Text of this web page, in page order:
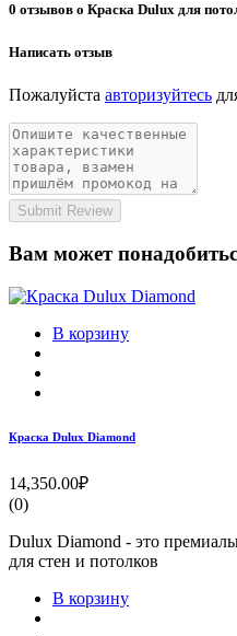
0 отзывов о Краска Dulux для
Написать отзыв
Пожалуйста авторизуйтесь
Submit Review
Вам может
В корзину
Краска Dulux Diamond
14,350.00₽
(0)
Dulux Diamond - это
для стен и потолков
В корзину